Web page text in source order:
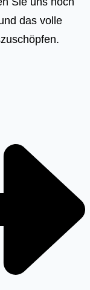
das volle